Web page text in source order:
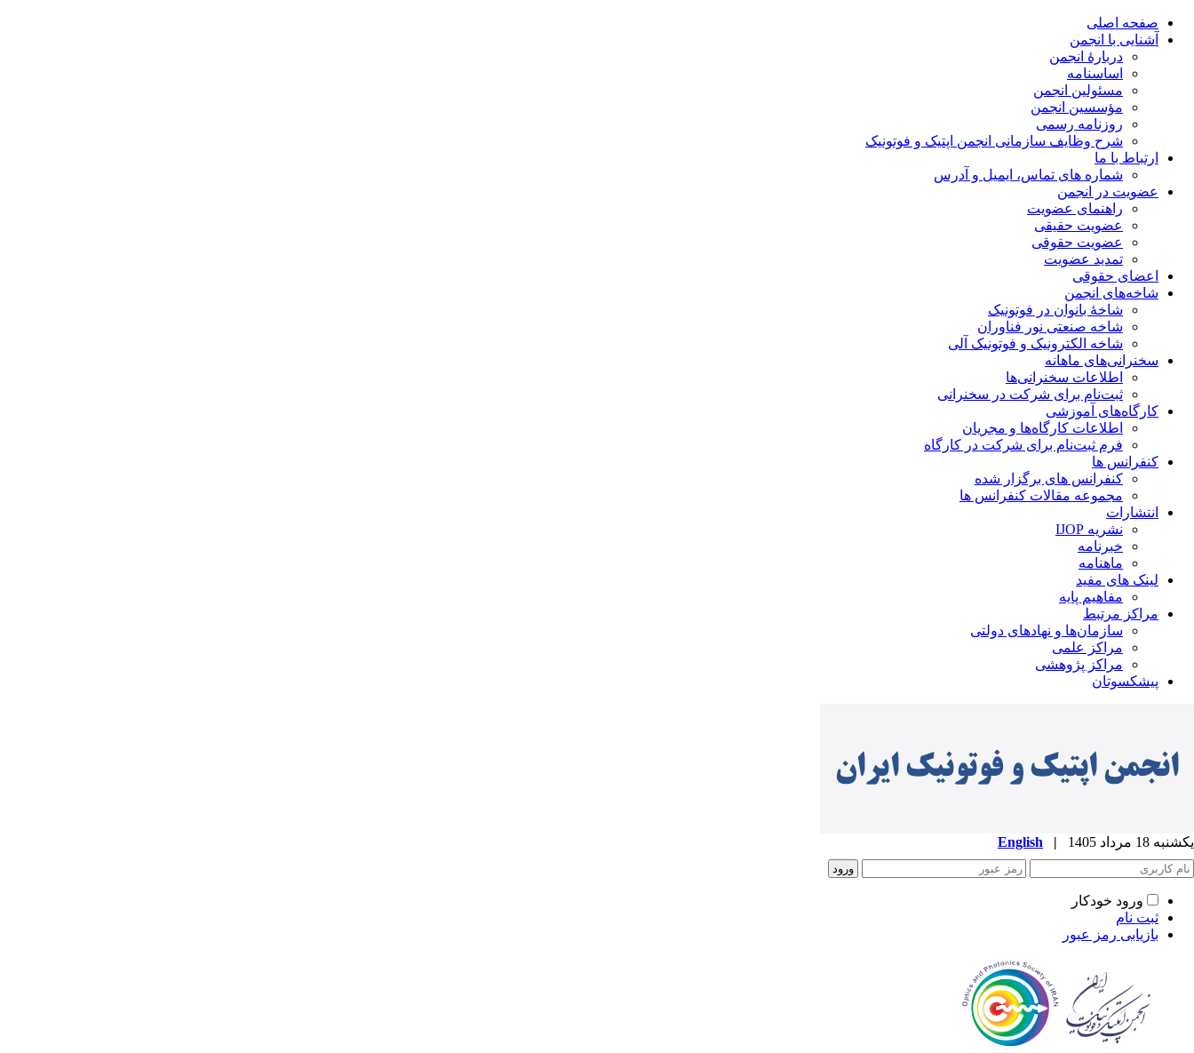
صفحه اصلی
آشنایی با انجمن
دربارۀ انجمن
اساسنامه
مسئولین انجمن
مؤسسین انجمن
روزنامه رسمی
شرح وظایف سازمانی انجمن اپتیک و فوتونیک
ارتباط با ما
شماره های تماس، ایمیل و آدرس
عضویت در انجمن
راهنمای عضویت
عضویت حقیقی
عضویت حقوقی
تمدید عضویت
اعضای حقوقی
شاخه‌های انجمن
شاخۀ بانوان در فوتونیک
شاخه صنعتی نور فناوران
شاخه‌ الکترونیک و فوتونیک آلی
سخنرانی‌های ماهانه
اطلاعات سخنرانی‌‌ها
ثبت‌نام برای شرکت در سخنرانی
کارگاه‌های آموزشی
اطلاعات کارگاه‌ها و مجریان
فرم ثبت‌نام برای شرکت در کارگاه
کنفرانس ها
کنفرانس های برگزار شده
مجموعه مقالات کنفرانس ها
انتشارات
نشریه IJOP
خبرنامه
ماهنامه
لینک های مفید
مفاهیم پایه
مراکز مرتبط
سازمان‌ها و نهادهای دولتی
مراکز علمی
مراکز پژوهشی
پیشکسوتان
یکشنبه 18 مرداد 1405 |
English
ورود خودکار
ثبت نام
بازیابی رمز عبور